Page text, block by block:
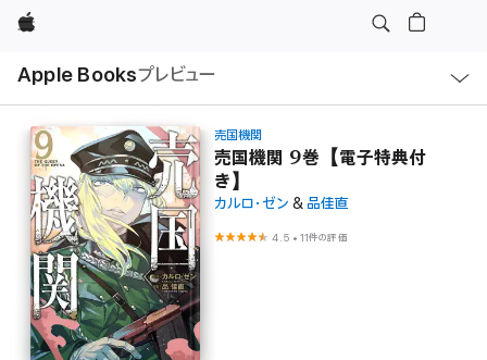
Apple
Apple Booksプレビュー
ル
売国機関
売国機関 9巻【電子特典付
き】
カルロ・ゼン & 品佳直
4.5 •11件の評価